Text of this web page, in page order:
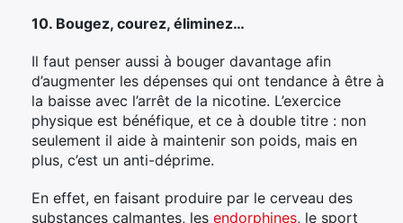
10. Bougez, courez, éliminez…
Il faut penser aussi à bouger davantage afin
d’augmenter les dépenses qui ont tendance à être à
la baisse avec l’arrêt de la nicotine. L’exercice
physique est bénéfique, et ce à double titre : non
seulement il aide à maintenir son poids, mais en
plus, c’est un anti-déprime.
En effet, en faisant produire par le cerveau des
substances calmantes, les endorphines, le sport